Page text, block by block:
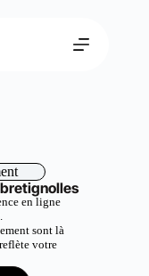
en ligne
sont là
votre